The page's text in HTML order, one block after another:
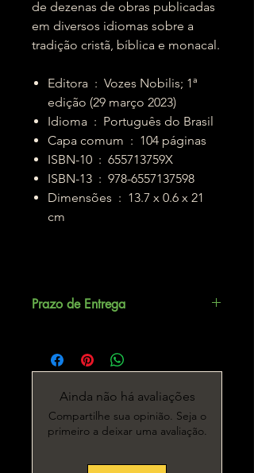
de dezenas de obras publicadas
em diversos idiomas sobre a
tradição cristã, bíblica e monacal.
Editora ‏ : ‎ Vozes Nobilis; 1ª
edição (29 março 2023)
Idioma ‏ : ‎ Português do Brasil
Capa comum ‏ : ‎ 104 páginas
ISBN-10 ‏ : ‎ 655713759X
ISBN-13 ‏ : ‎ 978-6557137598
Dimensões ‏ : ‎ 13.7 x 0.6 x 21
cm
Prazo de Entrega
Ainda não há avaliações
Compartilhe sua opinião. Seja o
primeiro a deixar uma avaliação.